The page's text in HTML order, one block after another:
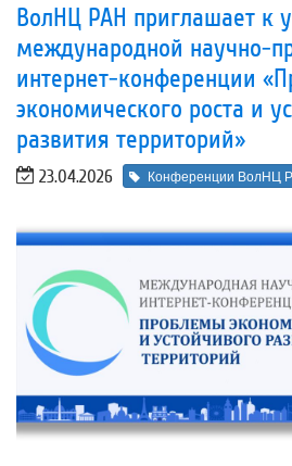
ВолНЦ РАН приглашает к
международной научно-
интернет-конференции
экономического роста и
развития территорий»
23.04.2026 Конференции ВолНЦ